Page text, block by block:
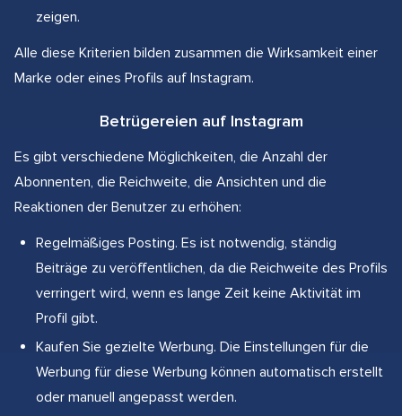
zeigen.
Alle diese Kriterien bilden zusammen die Wirksamkeit einer
Marke oder eines Profils auf Instagram.
Betrügereien auf Instagram
Es gibt verschiedene Möglichkeiten, die Anzahl der
Abonnenten, die Reichweite, die Ansichten und die
Reaktionen der Benutzer zu erhöhen:
Regelmäßiges Posting. Es ist notwendig, ständig
Beiträge zu veröffentlichen, da die Reichweite des Profils
verringert wird, wenn es lange Zeit keine Aktivität im
Profil gibt.
Kaufen Sie gezielte Werbung. Die Einstellungen für die
Werbung für diese Werbung können automatisch erstellt
oder manuell angepasst werden.